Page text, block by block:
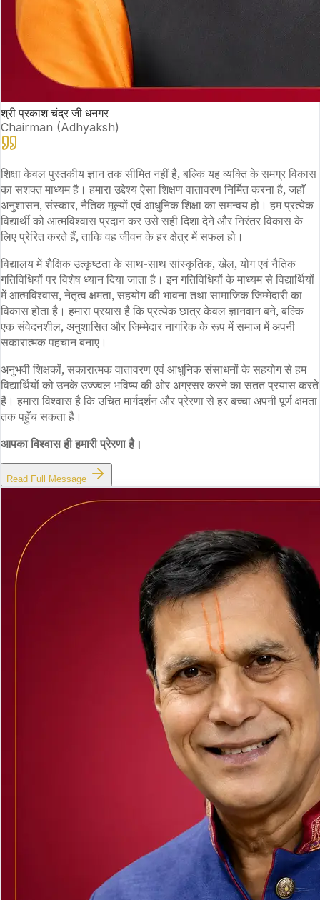
श्री प्रकाश चंद्र जी धनगर
Chairman (Adhyaksh)
शिक्षा केवल पुस्तकीय ज्ञान तक सीमित नहीं है, बल्कि यह व्यक्ति के समग्र विकास
का सशक्त माध्यम है। हमारा उद्देश्य ऐसा शिक्षण वातावरण निर्मित करना है, जहाँ
अनुशासन, संस्कार, नैतिक मूल्यों एवं आधुनिक शिक्षा का समन्वय हो। हम प्रत्येक
विद्यार्थी को आत्मविश्वास प्रदान कर उसे सही दिशा देने और निरंतर विकास के
लिए प्रेरित करते हैं, ताकि वह जीवन के हर क्षेत्र में सफल हो।
विद्यालय में शैक्षिक उत्कृष्टता के साथ-साथ सांस्कृतिक, खेल, योग एवं नैतिक
गतिविधियों पर विशेष ध्यान दिया जाता है। इन गतिविधियों के माध्यम से विद्यार्थियों
में आत्मविश्वास, नेतृत्व क्षमता, सहयोग की भावना तथा सामाजिक जिम्मेदारी का
विकास होता है। हमारा प्रयास है कि प्रत्येक छात्र केवल ज्ञानवान बने, बल्कि
एक संवेदनशील, अनुशासित और जिम्मेदार नागरिक के रूप में समाज में अपनी
सकारात्मक पहचान बनाए।
अनुभवी शिक्षकों, सकारात्मक वातावरण एवं आधुनिक संसाधनों के सहयोग से हम
विद्यार्थियों को उनके उज्ज्वल भविष्य की ओर अग्रसर करने का सतत प्रयास करते
हैं। हमारा विश्वास है कि उचित मार्गदर्शन और प्रेरणा से हर बच्चा अपनी पूर्ण क्षमता
तक पहुँच सकता है।
आपका विश्वास ही हमारी प्रेरणा है।
Read Full Message